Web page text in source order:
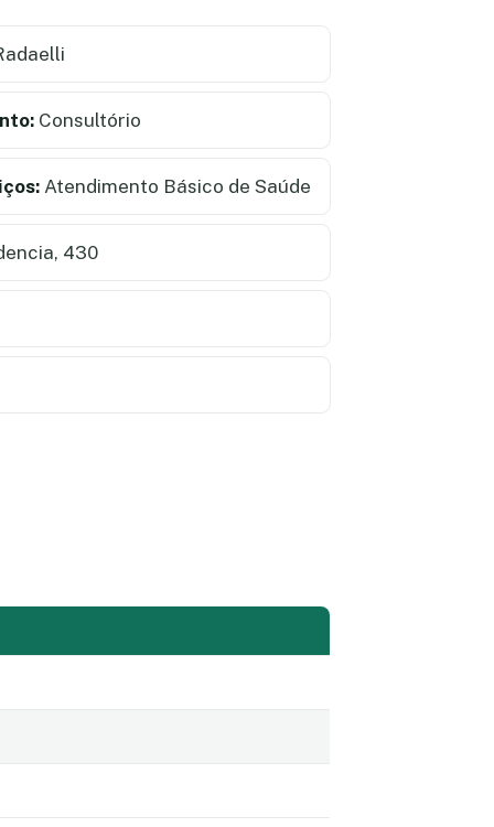
Consultório
Atendimento Básico de Saúde
430